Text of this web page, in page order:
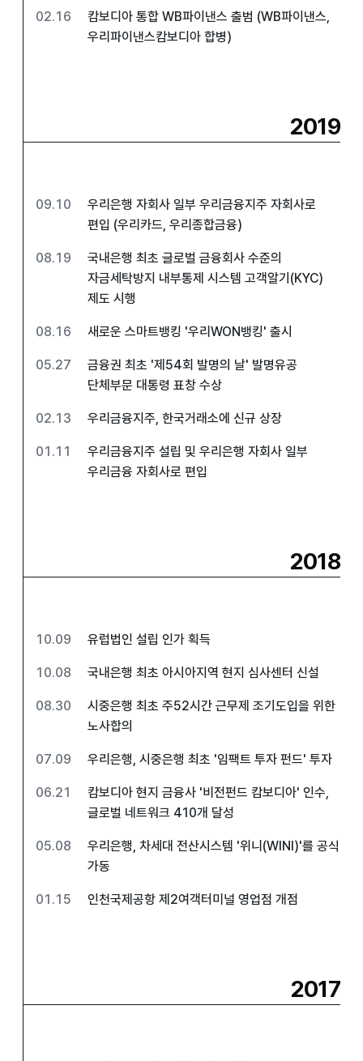
02.16
캄보디아 통합 WB파이낸스 출범 (WB파이낸스,
우리파이낸스캄보디아 합병)
2019
09.10
우리은행 자회사 일부 우리금융지주 자회사로
편입 (우리카드, 우리종합금융)
08.19
국내은행 최초 글로벌 금융회사 수준의
자금세탁방지 내부통제 시스템 고객알기(KYC)
제도 시행
08.16 새로운 스마트뱅킹 '우리WON뱅킹' 출시
05.27
금융권 최초 '제54회 발명의 날' 발명유공
단체부문 대통령 표창 수상
02.13 우리금융지주, 한국거래소에 신규 상장
01.11
우리금융지주 설립 및 우리은행 자회사 일부
우리금융 자회사로 편입
2018
10.09 유럽법인 설립 인가 획득
10.08 국내은행 최초 아시아지역 현지 심사센터 신설
08.30
시중은행 최초 주52시간 근무제 조기도입을 위한
노사합의
07.09 우리은행, 시중은행 최초 '임팩트 투자 펀드' 투자
06.21
캄보디아 현지 금융사 '비전펀드 캄보디아' 인수,
글로벌 네트워크 410개 달성
05.08
우리은행, 차세대 전산시스템 '위니(WINI)'를 공식
가동
01.15 인천국제공항 제2여객터미널 영업점 개점
2017